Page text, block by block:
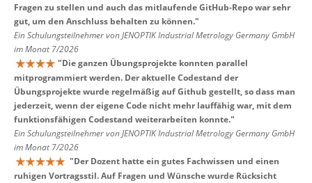
Fragen zu stellen und auch das mitlaufende GitHub-Repo war sehr
gut, um den Anschluss behalten zu können."
Ein Schulungsteilnehmer von JENOPTIK Industrial Metrology Germany GmbH
im Monat 7/2026
"Die ganzen Übungsprojekte konnten parallel
mitprogrammiert werden. Der aktuelle Codestand der
Übungsprojekte wurde regelmäßig auf Github gestellt, so dass man
jederzeit, wenn der eigene Code nicht mehr lauffähig war, mit dem
funktionsfähigen Codestand weiterarbeiten konnte."
Ein Schulungsteilnehmer von JENOPTIK Industrial Metrology Germany GmbH
im Monat 7/2026
"Der Dozent hatte ein gutes Fachwissen und einen
ruhigen Vortragsstil. Auf Fragen und Wünsche wurde Rücksicht